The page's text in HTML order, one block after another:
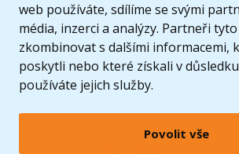
web používáte, sdílíme se svými
média, inzerci a analýzy. Partneři
zkombinovat s dalšími informacemi,
poskytli nebo které získali v
používáte jejich služby.
Povolit vše